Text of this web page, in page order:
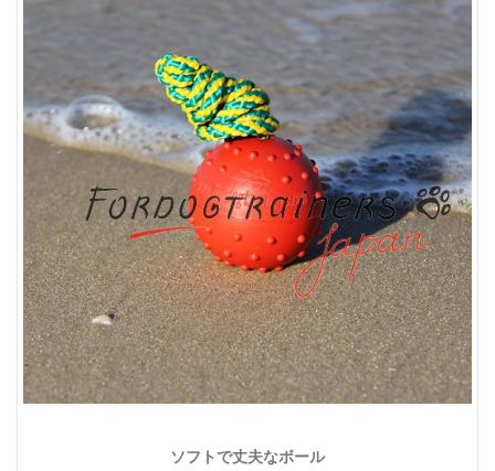
ソフトで丈夫なボール